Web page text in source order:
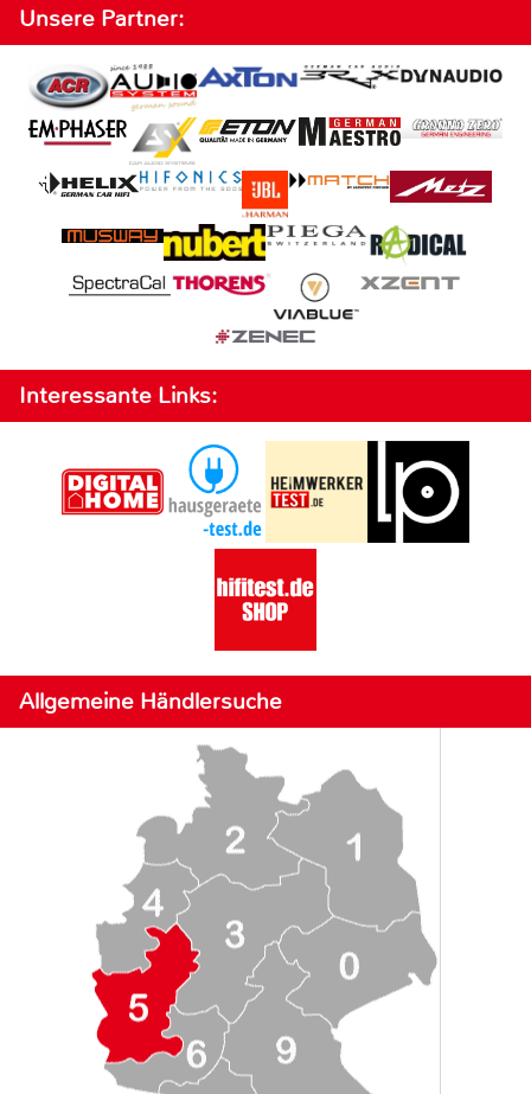
Unsere Partner:
Interessante Links:
Allgemeine Händlersuche